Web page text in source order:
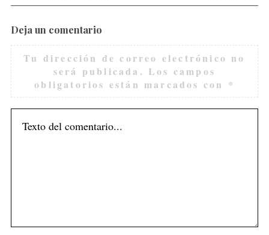
Deja un comentario
Tu dirección de correo electrónico no
será publicada. Los campos
obligatorios están marcados con *